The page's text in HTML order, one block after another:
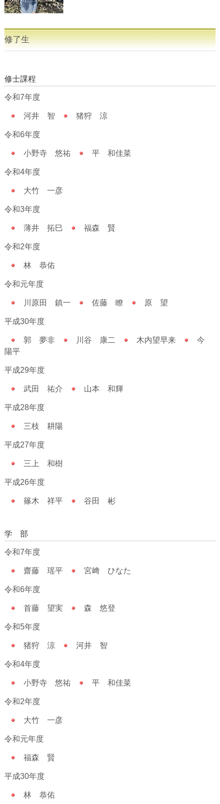
修了生
修士課程
令和7年度
河井 智 猪狩 涼
令和6年度
小野寺 悠祐 平 和佳菜
令和4年度
大竹 一彦
令和3年度
薄井 拓巳 福森 賢
令和2年度
林 恭佑
令和元年度
川原田 鎮一 佐藤 瞭 原 望
平成30年度
郭 夢非 川谷 康二 木内望早来
今
陽平
平成29年度
武田 祐介 山本 和輝
平成28年度
三枝 耕陽
平成27年度
三上 和樹
平成26年度
篠木 祥平 谷田 彬
学 部
令和7年度
齋藤 瑶平 宮﨑 ひなた
令和6年度
首藤 望実 森 悠登
令和5年度
猪狩 涼 河井 智
令和4年度
小野寺 悠祐 平 和佳菜
令和2年度
大竹 一彦
令和元年度
福森 賢
平成30年度
林 恭佑